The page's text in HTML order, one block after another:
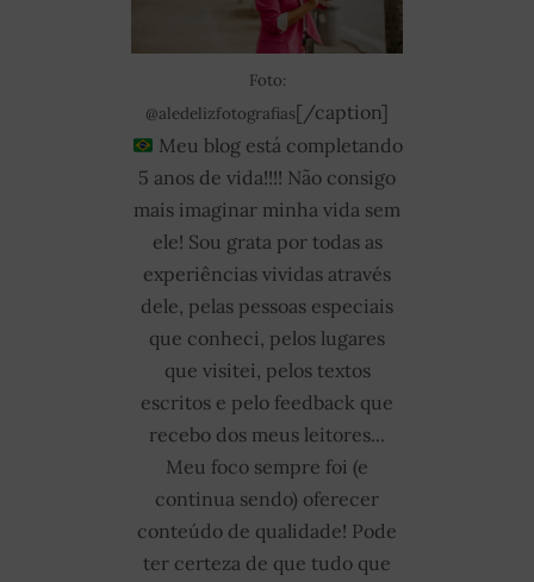
Foto:
@aledelizfotografias[/caption]
Meu blog está completando
5 anos de vida!!!! Não consigo
mais imaginar minha vida sem
ele! Sou grata por todas as
experiências vividas através
dele, pelas pessoas especiais
que conheci, pelos lugares
que visitei, pelos textos
escritos e pelo feedback que
recebo dos meus leitores...
Meu foco sempre foi (e
continua sendo) oferecer
conteúdo de qualidade! Pode
ter certeza de que tudo que